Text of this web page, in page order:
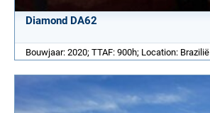
Diamond DA62
Bouwjaar: 2020; TTAF: 900h; Location: Brazilië